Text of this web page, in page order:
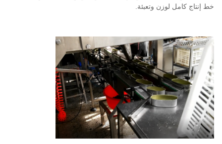
خط إنتاج كامل لوزن وتعبئة.